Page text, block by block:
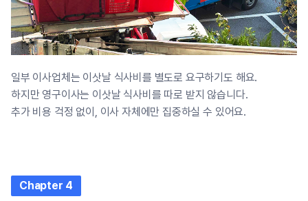
일부 이사업체는 이삿날 식사비를 별도로 요구하기도 해요.
하지만 영구이사는 이삿날 식사비를 따로 받지 않습니다.
추가 비용 걱정 없이, 이사 자체에만 집중하실 수 있어요.
Chapter 4